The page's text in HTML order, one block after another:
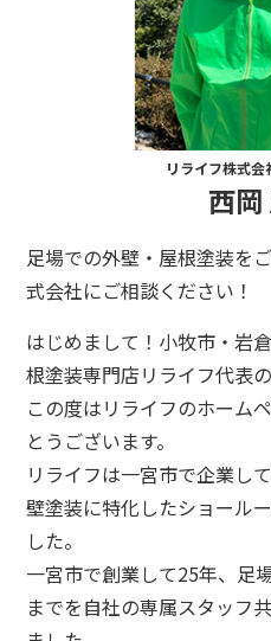
リライフ株式
西岡
足場での外壁・屋根塗装を
式会社にご相談ください！
はじめまして！小牧市・岩
根塗装専門店リライフ代表
この度はリライフのホーム
とうございます。
リライフは一宮市で企業し
壁塗装に特化したショール
した。
一宮市で創業して25年、足
までを自社の専属スタッフ